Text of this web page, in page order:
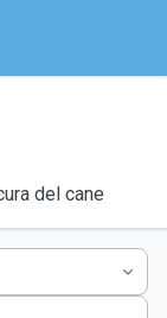
del cane